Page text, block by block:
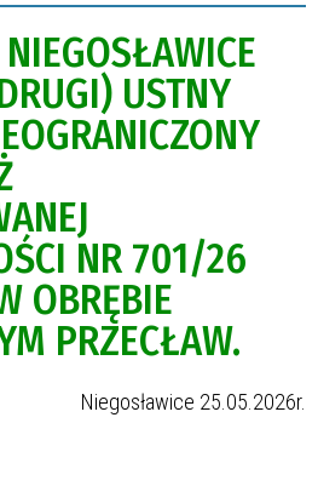
USTNY
NR 701/26
OBRĘBIE
PRZECŁAW.
Niegosławice 25.05.2026r.